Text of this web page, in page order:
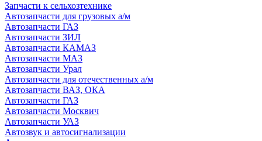
Запчасти к сельхозтехнике
Автозапчасти для грузовых а/м
Автозапчасти ГАЗ
Автозапчасти ЗИЛ
Автозапчасти КАМАЗ
Автозапчасти МАЗ
Автозапчасти Урал
Автозапчасти для отечественных а/м
Автозапчасти ВАЗ, ОКА
Автозапчасти ГАЗ
Автозапчасти Москвич
Автозапчасти УАЗ
Автозвук и автосигнализации